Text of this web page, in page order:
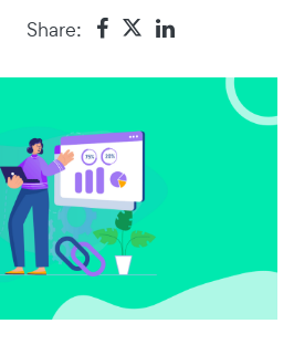
Share: